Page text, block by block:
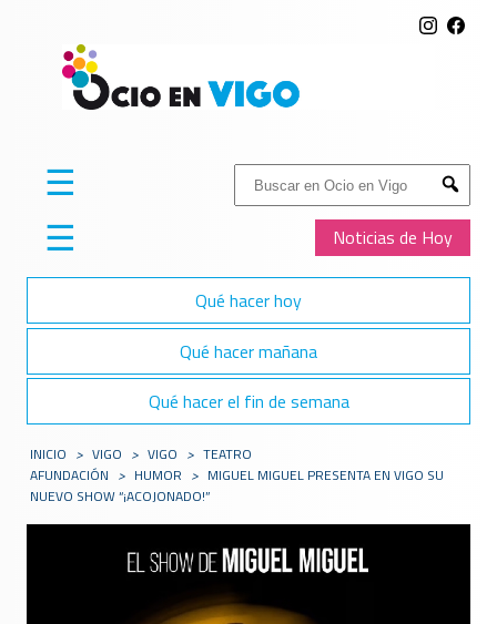
Buscar:
Submit
Noticias de Hoy
☰
☰
Qué hacer hoy
Qué hacer mañana
Qué hacer el fin de semana
INICIO > VIGO > VIGO > TEATRO
AFUNDACIÓN > HUMOR > MIGUEL MIGUEL PRESENTA EN VIGO SU
NUEVO SHOW “¡ACOJONADO!”